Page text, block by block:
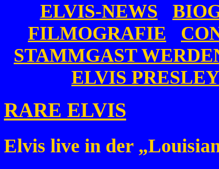
ELVIS-NEWS
FILMOGRAFIE
STAMMGAST
ELVIS
RARE ELVIS
Elvis live in der